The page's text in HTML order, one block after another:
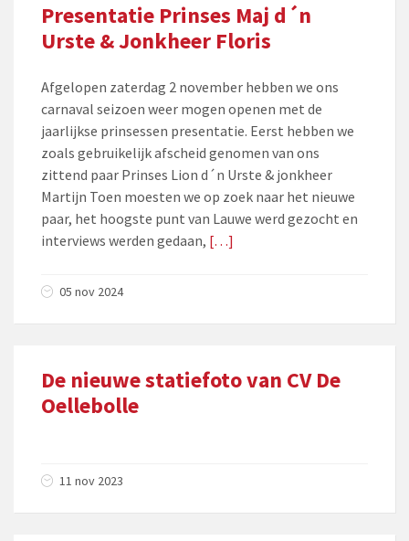
Presentatie Prinses Maj d´n
Urste & Jonkheer Floris
Afgelopen zaterdag 2 november hebben we ons
carnaval seizoen weer mogen openen met de
jaarlijkse prinsessen presentatie. Eerst hebben we
zoals gebruikelijk afscheid genomen van ons
zittend paar Prinses Lion d´n Urste & jonkheer
Martijn Toen moesten we op zoek naar het nieuwe
paar, het hoogste punt van Lauwe werd gezocht en
interviews werden gedaan, […]
05 nov 2024
De nieuwe statiefoto van CV De
Oellebolle
11 nov 2023